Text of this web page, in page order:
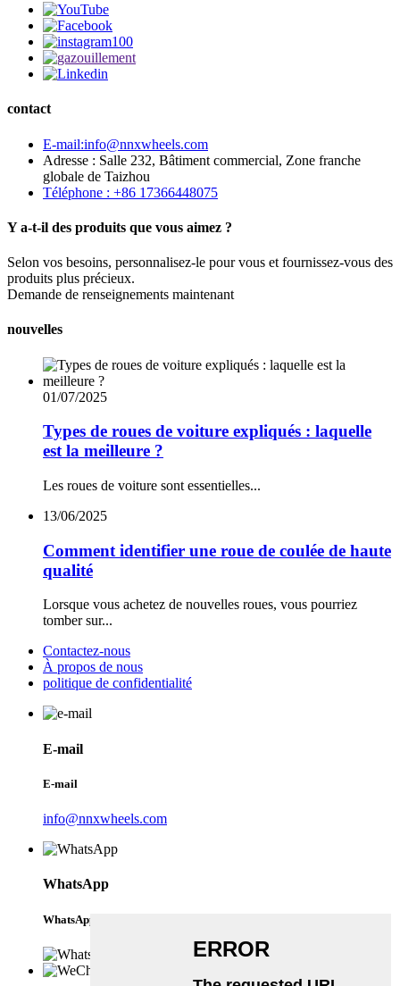
contact
E-mail:info@nnxwheels.com
Adresse : Salle 232, Bâtiment commercial, Zone franche
globale de Taizhou
Téléphone : +86 17366448075
Y a-t-il des produits que vous aimez ?
Selon vos besoins, personnalisez-le pour vous et fournissez-vous des
produits plus précieux.
Demande de renseignements maintenant
nouvelles
01/07/2025
Types de roues de voiture expliqués : laquelle
est la meilleure ?
Les roues de voiture sont essentielles...
13/06/2025
Comment identifier une roue de coulée de haute
qualité
Lorsque vous achetez de nouvelles roues, vous pourriez
tomber sur...
Contactez-nous
À propos de nous
politique de confidentialité
E-mail
E-mail
info@nnxwheels.com
WhatsApp
WhatsApp